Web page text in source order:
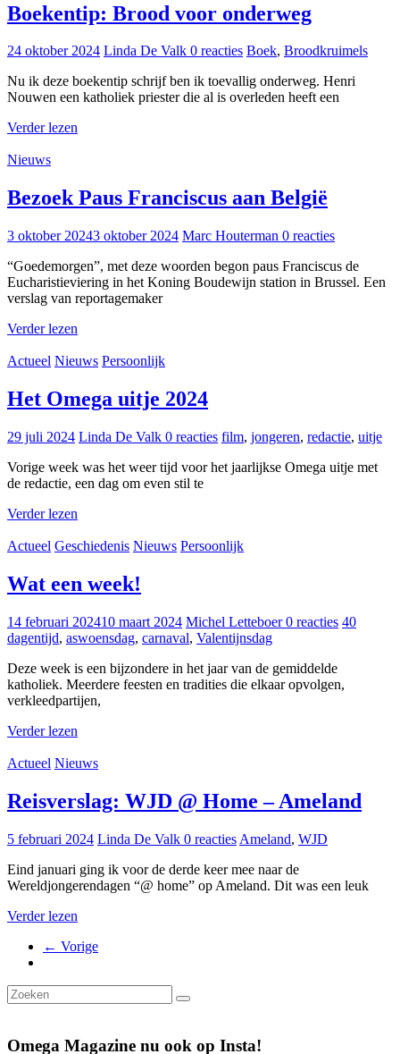
Boekentip: Brood voor onderweg
24 oktober 2024 Linda De Valk 0 reacties Boek, Broodkruimels
Nu ik deze boekentip schrijf ben ik toevallig onderweg. Henri
Nouwen een katholiek priester die al is overleden heeft een
Verder lezen
Nieuws
Bezoek Paus Franciscus aan België
3 oktober 20243 oktober 2024 Marc Houterman 0 reacties
“Goedemorgen”, met deze woorden begon paus Franciscus de
Eucharistieviering in het Koning Boudewijn station in Brussel. Een
verslag van reportagemaker
Verder lezen
Actueel Nieuws Persoonlijk
Het Omega uitje 2024
29 juli 2024 Linda De Valk 0 reacties film, jongeren, redactie, uitje
Vorige week was het weer tijd voor het jaarlijkse Omega uitje met
de redactie, een dag om even stil te
Verder lezen
Actueel Geschiedenis Nieuws Persoonlijk
Wat een week!
14 februari 202410 maart 2024 Michel Letteboer0 reacties 40
dagentijd, aswoensdag, carnaval, Valentijnsdag
Deze week is een bijzondere in het jaar van de gemiddelde
katholiek. Meerdere feesten en tradities die elkaar opvolgen,
verkleedpartijen,
Verder lezen
Actueel Nieuws
Reisverslag: WJD @ Home – Ameland
5 februari 2024 Linda De Valk 0 reacties Ameland, WJD
Eind januari ging ik voor de derde keer mee naar de
Wereldjongerendagen “@ home” op Ameland. Dit was een leuk
Verder lezen
← Vorige
Omega Magazine nu ook op Insta!